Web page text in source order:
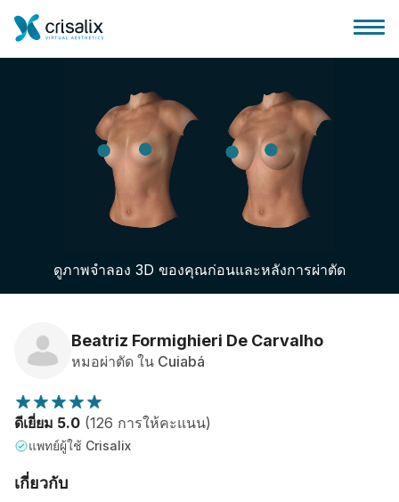
บ้านของหมอผ่าตัด
แพลตฟอร์มธุรกิจ 3D
แผน
ความคิดเห็นของคนไข้
ดูภาพจำลอง 3D ของคุณก่อนและหลังการผ่าตัด
Beatriz Formighieri De Carvalho
หมอผ่าตัด ใน Cuiabá
ดีเยี่ยม 5.0 (126 การให้คะแนน)
แพทย์ผู้ใช้ Crisalix
เกี่ยวกับ